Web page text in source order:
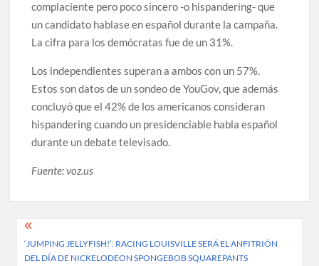
complaciente pero poco sincero -o hispandering- que
un candidato hablase en español durante la campaña.
La cifra para los demócratas fue de un 31%.
Los independientes superan a ambos con un 57%.
Estos son datos de un sondeo de YouGov, que además
concluyó que el 42% de los americanos consideran
hispandering cuando un presidenciable habla español
durante un debate televisado.
Fuente: voz.us
Post
navigation
‘JUMPING JELLYFISH!’: RACING LOUISVILLE SERÁ EL ANFITRIÓN
DEL DÍA DE NICKELODEON SPONGEBOB SQUAREPANTS